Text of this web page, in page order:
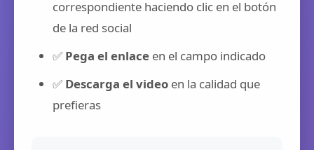
correspondiente haciendo clic en el botón
de la red social
✅ Pega el enlace en el campo indicado
✅ Descarga el video en la calidad que
prefieras